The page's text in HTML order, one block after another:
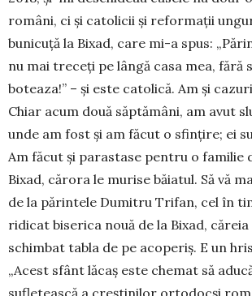
români, ci și catolicii și reformații
bunicuță la Bixad, care mi-a spus:
nu mai treceți pe lângă casa mea,
boteaza!” – și este catolică. Am și
Chiar acum două săptămâni, am avut
unde am fost și am făcut o sfințire; ei
Am făcut și parastase pentru o familie
Bixad, cărora le murise băiatul. Să vă
de la părintele Du­mitru Trifan, cel în
ridicat biserica nouă de la Bixad,
schimbat tabla de pe acoperiș. E un
„Acest sfânt lăcaș este chemat să